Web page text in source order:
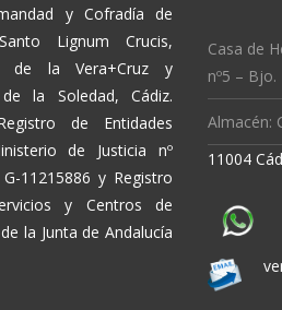
y Cofradía de
Lignum Crucis,
de la Vera+Cruz y
la Soledad, Cádiz.
de Entidades
de Justicia nº
G-11215886 y Registro
y Centros de
la Junta de Andalucía
Casa de
nº5 – Bjo.
Almacén:
11004